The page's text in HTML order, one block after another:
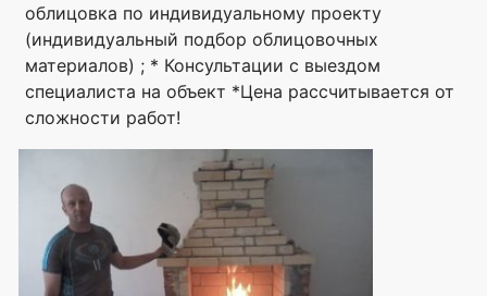
облицовка по индивидуальному проекту
(индивидуальный подбор облицовочных
материалов) ; * Консультации с выездом
специалиста на объект *Цена рассчитывается от
сложности работ!